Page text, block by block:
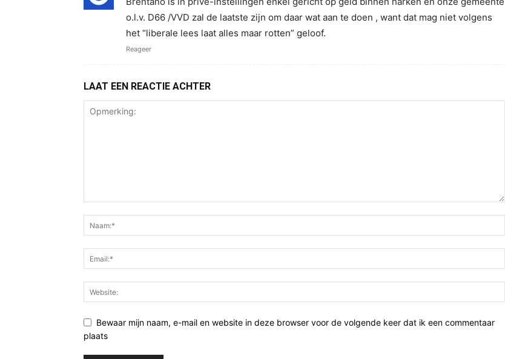
o.l.v. D66 /VVD zal de laatste zijn om daar wat aan te doen , want dat mag niet volgens
het “liberale lees laat alles maar rotten” geloof.
Reageer
LAAT EEN REACTIE ACHTER
Bewaar mijn naam, e-mail en website in deze browser voor de volgende keer dat ik een commentaar
plaats